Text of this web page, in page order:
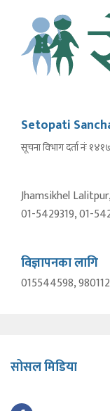
Setopati
सूचना विभाग दर्ता नंः
Jhamsikhel
01-5429319, 01-
विज्ञापनका लागि
015544598,
सोसल मिडिया